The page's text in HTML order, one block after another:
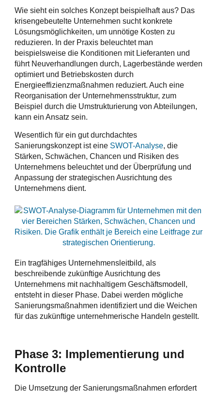
Wie sieht ein solches Konzept beispielhaft aus? Das
krisengebeutelte Unternehmen sucht konkrete
Lösungsmöglichkeiten, um unnötige Kosten zu
reduzieren. In der Praxis beleuchtet man
beispielsweise die Konditionen mit Lieferanten und
führt Neuverhandlungen durch, Lagerbestände werden
optimiert und Betriebskosten durch
Energieeffizienzmaßnahmen reduziert. Auch eine
Reorganisation der Unternehmensstruktur, zum
Beispiel durch die Umstrukturierung von Abteilungen,
kann ein Ansatz sein.
Wesentlich für ein gut durchdachtes
Sanierungskonzept ist eine SWOT-Analyse, die
Stärken, Schwächen, Chancen und Risiken des
Unternehmens beleuchtet und der Überprüfung und
Anpassung der strategischen Ausrichtung des
Unternehmens dient.
Ein tragfähiges Unternehmensleitbild, als
beschreibende zukünftige Ausrichtung des
Unternehmens mit nachhaltigem Geschäftsmodell,
entsteht in dieser Phase. Dabei werden mögliche
Sanierungsmaßnahmen identifiziert und die Weichen
für das zukünftige unternehmerische Handeln gestellt.
Phase 3: Implementierung und
Kontrolle
Die Umsetzung der Sanierungsmaßnahmen erfordert